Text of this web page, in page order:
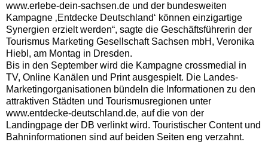
www.erlebe-dein-sachsen.de und der bundesweiten
Kampagne ‚Entdecke Deutschland‘ können einzigartige
Synergien erzielt werden“, sagte die Geschäftsführerin der
Tourismus Marketing Gesellschaft Sachsen mbH, Veronika
Hiebl, am Montag in Dresden.
Bis in den September wird die Kampagne crossmedial in
TV, Online Kanälen und Print ausgespielt. Die Landes-
Marketingorganisationen bündeln die Informationen zu den
attraktiven Städten und Tourismusregionen unter
www.entdecke-deutschland.de, auf die von der
Landingpage der DB verlinkt wird. Touristischer Content und
Bahninformationen sind auf beiden Seiten eng verzahnt.